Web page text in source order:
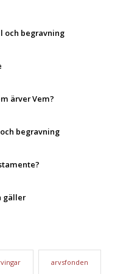
och begravning
ärver Vem?
begravning
gäller
arvsfonden